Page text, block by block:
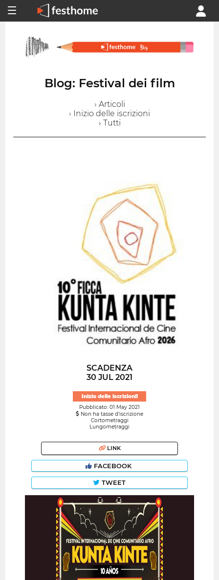
Blog: Festival dei film
› Articoli
› Inizio delle iscrizioni
› Tutti
SCADENZA
30 JUL 2021
Inizio delle iscrizioni!
Pubblicato: 01 May 2021
Non ha tasse d'iscrizione
Cortometraggi
Lungometraggi
LINK
FACEBOOK
TWEET